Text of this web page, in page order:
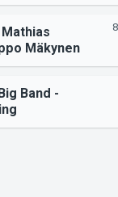
Tickster
Mäkynen
Band -